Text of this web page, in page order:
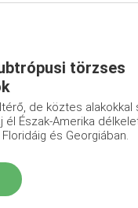
törzses
de köztes alakokkal
él Észak-Amerika
és Georgiában.